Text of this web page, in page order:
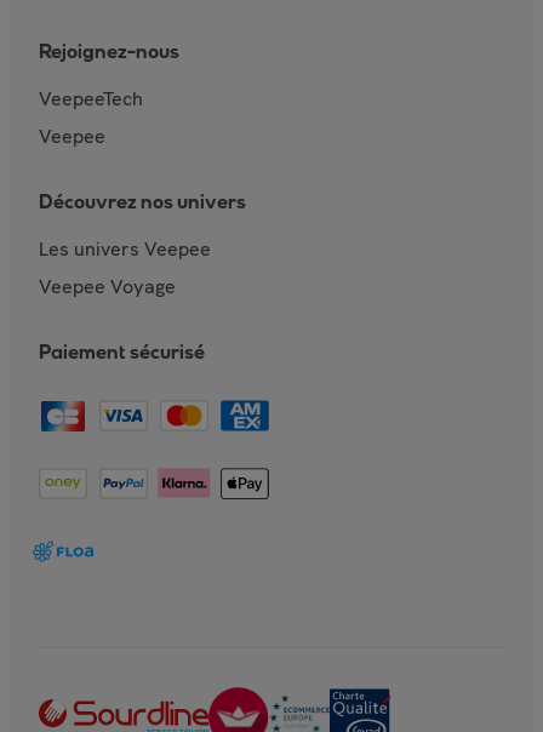
Rejoignez-nous
VeepeeTech
Veepee
Découvrez nos univers
Les univers Veepee
Veepee Voyage
Paiement sécurisé